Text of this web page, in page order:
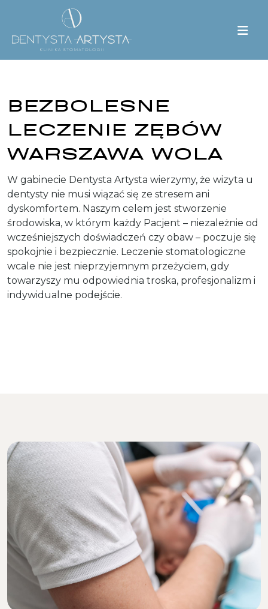
BEZBOLESNE
LECZENIE ZĘBÓW
WARSZAWA WOLA
W gabinecie Dentysta Artysta wierzymy, że wizyta u
dentysty nie musi wiązać się ze stresem ani
dyskomfortem. Naszym celem jest stworzenie
środowiska, w którym każdy Pacjent – niezależnie od
wcześniejszych doświadczeń czy obaw – poczuje się
spokojnie i bezpiecznie. Leczenie stomatologiczne
wcale nie jest nieprzyjemnym przeżyciem, gdy
towarzyszy mu odpowiednia troska, profesjonalizm i
indywidualne podejście.